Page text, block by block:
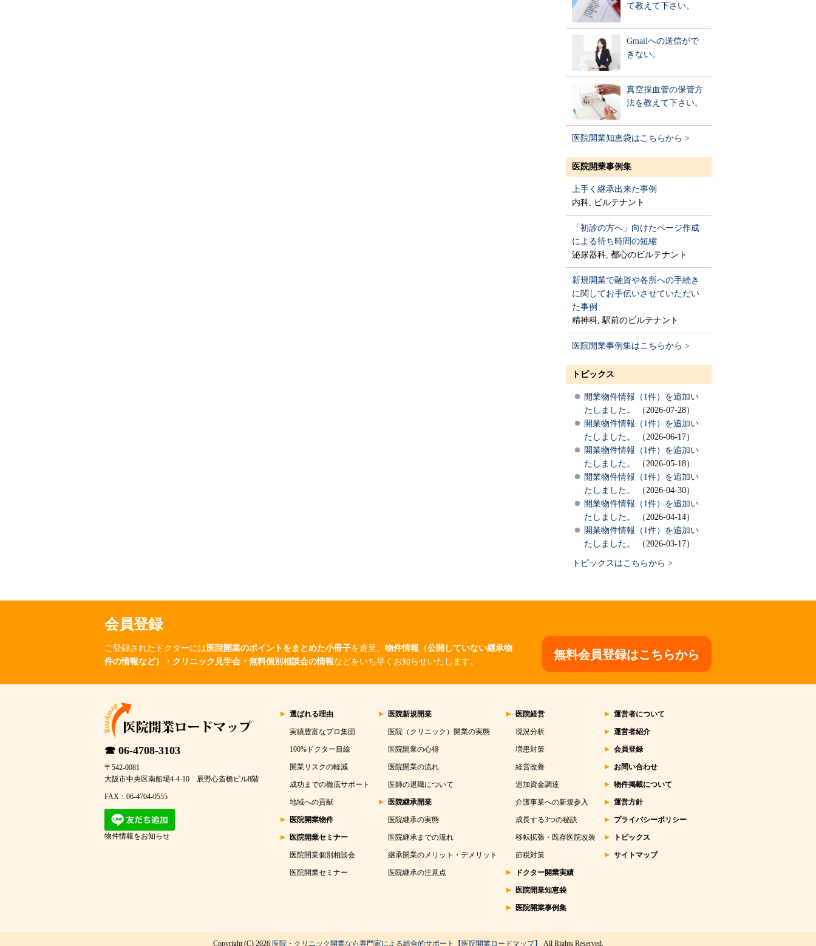
て教えて下さい。
Gmailへの送信がで
きない。
真空採血管の保管方
法を教えて下さい。
医院開業知恵袋はこちらから >
医院開業事例集
上手く継承出来た事例
内科, ビルテナント
「初診の方へ」向けたページ作成
による待ち時間の短縮
泌尿器科, 都心のビルテナント
新規開業で融資や各所への手続き
に関してお手伝いさせていただい
た事例
精神科, 駅前のビルテナント
医院開業事例集はこちらから >
トピックス
開業物件情報（1件）を追加い
たしました。
（2026-07-28）
開業物件情報（1件）を追加い
たしました。
（2026-06-17）
開業物件情報（1件）を追加い
たしました。
（2026-05-18）
開業物件情報（1件）を追加い
たしました。
（2026-04-30）
開業物件情報（1件）を追加い
たしました。
（2026-04-14）
開業物件情報（1件）を追加い
たしました。
（2026-03-17）
トピックスはこちらから >
会員登録
無料会員登録はこちらから
ご登録されたドクターには 医院開業のポイントをまとめた小冊子を進呈、 物件情報（公開していない継承物
件の情報など）・クリニック見学会・無料個別相談会の情報などをいち早くお知らせいたします。
☎ 06-4708-3103
〒542-0081
大阪市中央区南船場4-4-10 辰野心斎橋ビル8階
FAX：06-4704-0555
物件情報をお知らせ
選ばれる理由
実績豊富なプロ集団
100%ドクター目線
開業リスクの軽減
成功までの徹底サポート
地域への貢献
医院開業物件
医院開業セミナー
医院開業個別相談会
医院開業セミナー
医院新規開業
医院（クリニック）開業の実態
医院開業の心得
医院開業の流れ
医師の退職について
医院継承開業
医院継承の実態
医院継承までの流れ
継承開業のメリット・デメリット
医院継承の注意点
医院経営
現況分析
増患対策
経営改善
追加資金調達
介護事業への新規参入
成長する3つの秘訣
移転拡張・既存医院改装
節税対策
ドクター開業実績
医院開業知恵袋
医院開業事例集
運営者について
運営者紹介
会員登録
お問い合わせ
物件掲載について
運営方針
プライバシーポリシー
トピックス
サイトマップ
Copyright (C) 2026 医院・クリニック開業なら専門家による総合的サポート【医院開業ロードマップ】 All Rights Reserved.